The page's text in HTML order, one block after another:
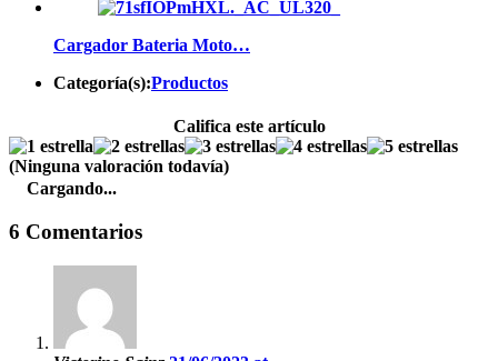
Cargador Bateria Moto…
Categoría(s):Productos
Califica este artículo
(Ninguna valoración todavía)
Cargando...
6 Comentarios